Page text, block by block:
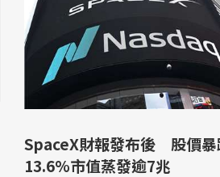
SpaceX財報發布後 股價暴
13.6%市值蒸發逾7兆